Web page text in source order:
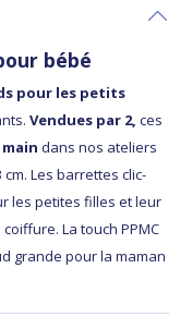
bébé
pour les petits
Vendues par 2, ces
dans nos ateliers
Les barrettes clic-
les petites filles et leur
La touch PPMC
grande pour la maman